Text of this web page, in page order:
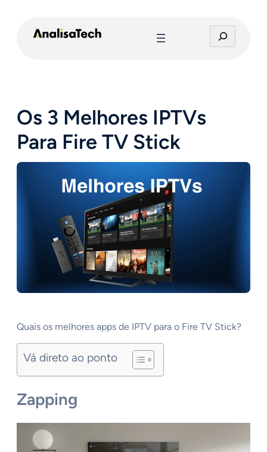
e
Os 3 Melhores IPTVs
Para Fire TV Stick
Quais os melhores apps de IPTV para o Fire TV Stick?
Vá direto ao ponto
Zapping